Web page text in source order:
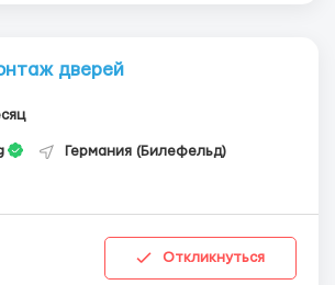
дверей
Германия (Билефельд)
Откликнуться